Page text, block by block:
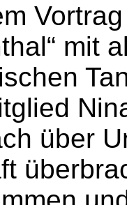
mit
über